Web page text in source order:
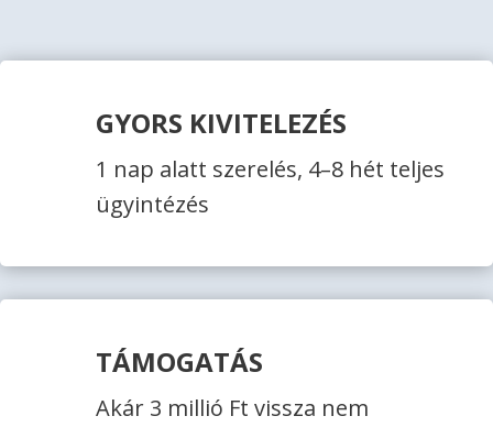
GYORS KIVITELEZÉS
1 nap alatt szerelés, 4–8 hét teljes
ügyintézés
TÁMOGATÁS
Akár 3 millió Ft vissza nem